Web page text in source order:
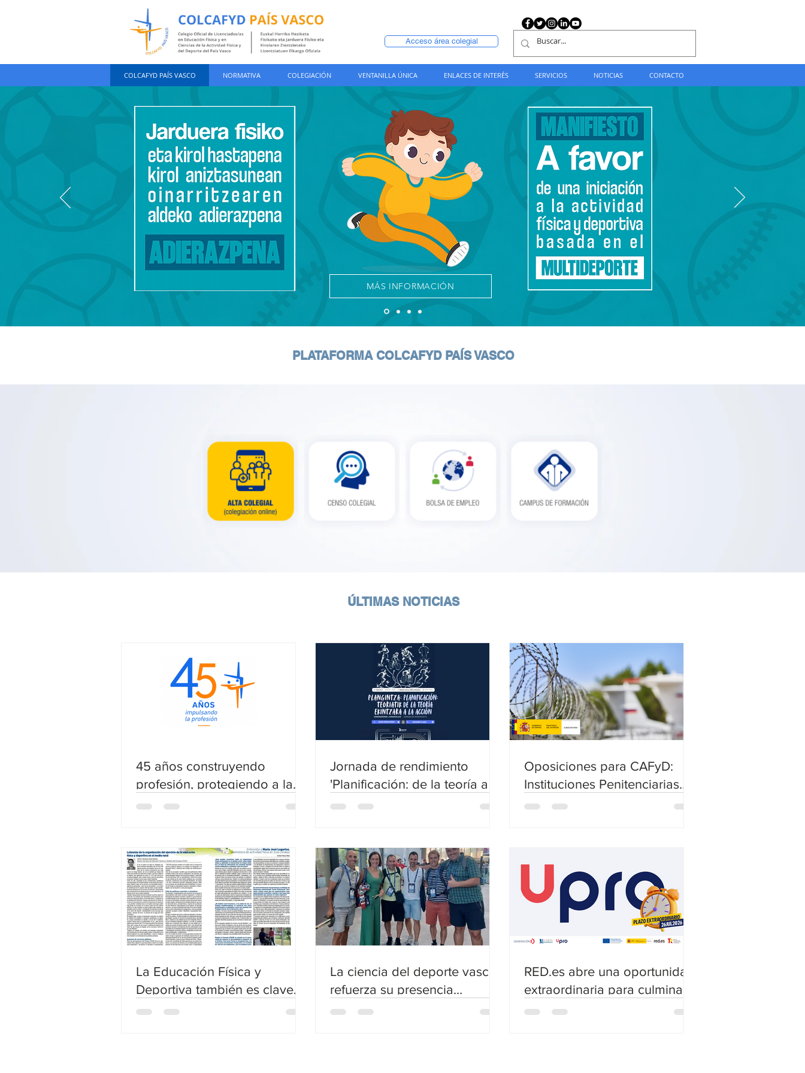
Acceso área colegial
COLCAFYD PAÍS VASCO NORMATIVA COLEGIACIÓN VENTANILLA ÚNICA ENLACES DE INTERÉS SERVICIOS NOTICIAS CONTACTO
MÁS INFORMACIÓN
PLATAFORMA COLCAFYD PAÍS VASCO
​ÚLTIMAS NOTICIAS
45 años construyendo
profesión, protegiendo a la
ciudadanía y mirando al
Jornada de rendimiento
'Planificación: de la teoría a la
acción'
Oposiciones para CAFyD:
Instituciones Penitenciarias
convoca 10 plazas de
La Educación Física y
Deportiva también es clave
para vertebrar el medio rural
La ciencia del deporte vasca
refuerza su presencia
internacional en el ECSS
RED.es abre una oportunidad
extraordinaria para culminar
el programa formativo en